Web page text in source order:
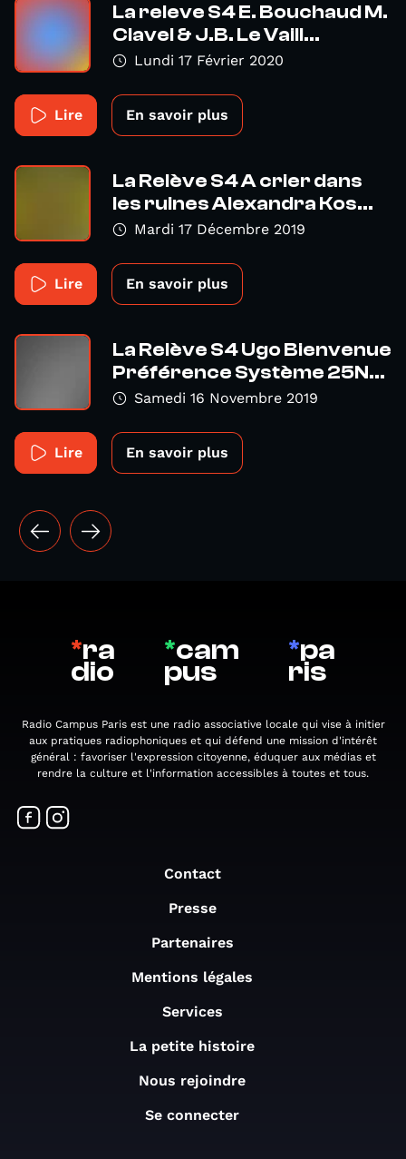
La releve S4 E. Bouchaud M.
Clavel & J.B. Le Vaill...
Lundi 17 Février 2020
Lire En savoir plus
La Relève S4 A crier dans
les ruines Alexandra Kos...
Mardi 17 Décembre 2019
Lire En savoir plus
La Relève S4 Ugo Bienvenue
Préférence Système 25N...
Samedi 16 Novembre 2019
Lire En savoir plus
*ra
dio
*cam
pus
*pa
ris
Radio Campus Paris est une radio associative locale qui vise à initier
aux pratiques radiophoniques et qui défend une mission d'intérêt
général : favoriser l'expression citoyenne, éduquer aux médias et
rendre la culture et l'information accessibles à toutes et tous.
Contact
Presse
Partenaires
Mentions légales
Services
La petite histoire
Nous rejoindre
Se connecter